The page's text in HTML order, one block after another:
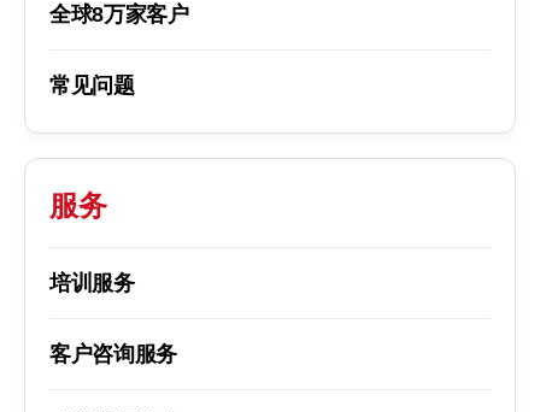
全球8万家客户
常见问题
服务
培训服务
客户咨询服务